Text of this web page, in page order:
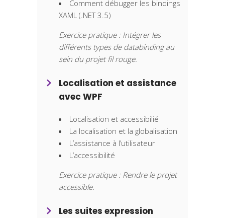
Comment débugger les bindings
XAML (.NET 3.5)
Exercice pratique : Intégrer les
différents types de databinding au
sein du projet fil rouge.
Localisation et assistance
avec WPF
Localisation et accessibilié
La localisation et la globalisation
L’assistance à l’utilisateur
L’accessibilité
Exercice pratique : Rendre le projet
accessible.
Les suites expression